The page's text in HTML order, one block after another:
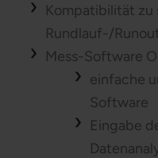
Kompatibilität
Rundlauf-/
Mess-Software
einfache
Software
Eingabe